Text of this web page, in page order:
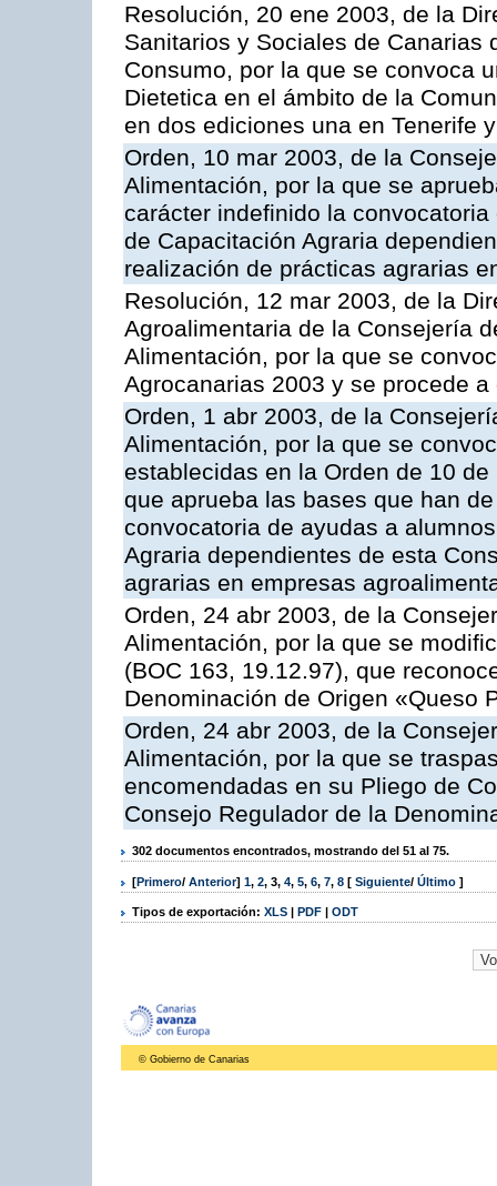
Resolución, 20 ene 2003, de la
Sanitarios y Sociales de Canarias
Consumo, por la que se convoca
Dietetica en el ámbito de la
en dos ediciones una en Tenerife
Orden, 10 mar 2003, de la
Alimentación, por la que se
carácter indefinido la
de Capacitación Agraria
realización de prácticas agrarias
Resolución, 12 mar 2003, de la
Agroalimentaria de la Consejería
Alimentación, por la que se
Agrocanarias 2003 y se procede
Orden, 1 abr 2003, de la
Alimentación, por la que se
establecidas en la Orden de 10
que aprueba las bases que han
convocatoria de ayudas a
Agraria dependientes de esta
agrarias en empresas
Orden, 24 abr 2003, de la
Alimentación, por la que se
(BOC 163, 19.12.97), que
Denominación de Origen «Queso
Orden, 24 abr 2003, de la
Alimentación, por la que se
encomendadas en su Pliego de
Consejo Regulador de la
302 documentos encontrados, mostrando del 51 al 75.
[Primero/ Anterior] 1, 2, 3, 4, 5, 6, 7, 8 [ Siguiente/ Último ]
Tipos de exportación: XLS | PDF | ODT
© Gobierno de Canarias